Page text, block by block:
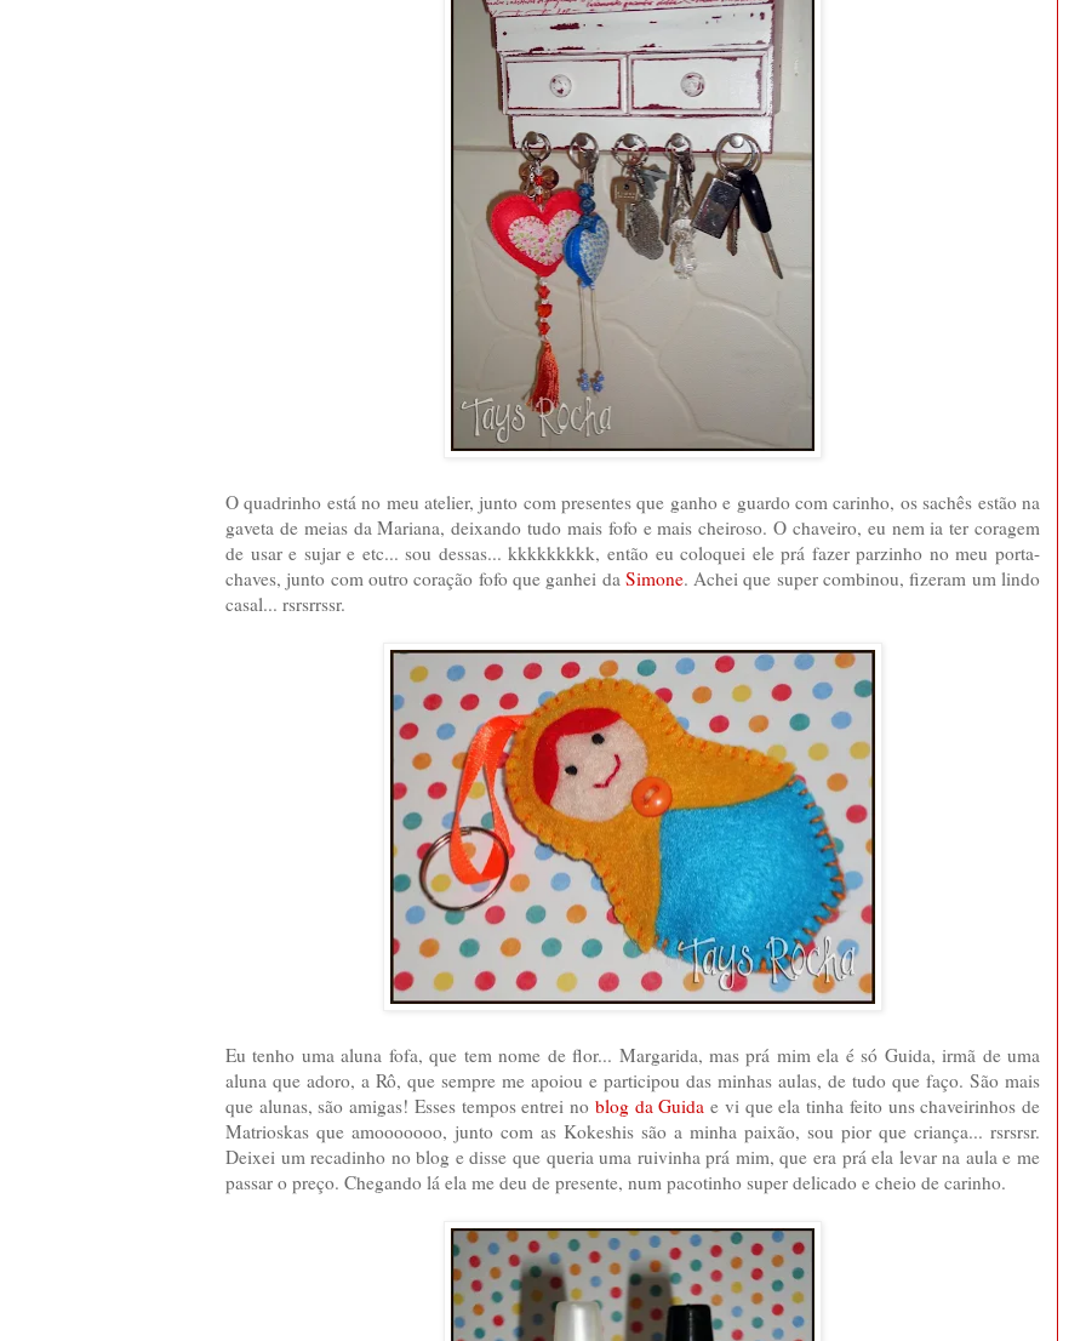
O quadrinho está no meu atelier, junto com presentes que ganho e guardo com carinho, os sachês estão na
gaveta de meias da Mariana, deixando tudo mais fofo e mais cheiroso. O chaveiro, eu nem ia ter coragem
de usar e sujar e etc... sou dessas... kkkkkkkkk, então eu coloquei ele prá fazer parzinho no meu porta-
chaves, junto com outro coração fofo que ganhei da Simone. Achei que super combinou, fizeram um lindo
casal... rsrsrrssr.
Eu tenho uma aluna fofa, que tem nome de flor... Margarida, mas prá mim ela é só Guida, irmã de uma
aluna que adoro, a Rô, que sempre me apoiou e participou das minhas aulas, de tudo que faço. São mais
que alunas, são amigas! Esses tempos entrei no blog da Guida e vi que ela tinha feito uns chaveirinhos de
Matrioskas que amooooooo, junto com as Kokeshis são a minha paixão, sou pior que criança... rsrsrsr.
Deixei um recadinho no blog e disse que queria uma ruivinha prá mim, que era prá ela levar na aula e me
passar o preço. Chegando lá ela me deu de presente, num pacotinho super delicado e cheio de carinho.